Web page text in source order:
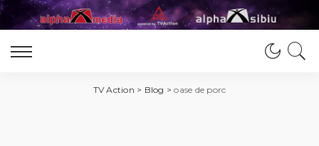
TV Action > Blog >oase de porc